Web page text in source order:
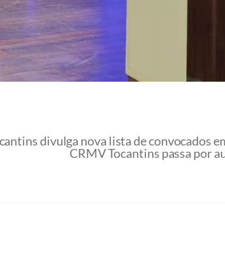
divulga nova lista de convocados
CRMV Tocantins passa por